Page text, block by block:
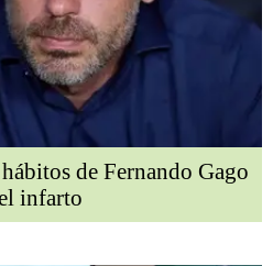
de Fernando Gago
infarto